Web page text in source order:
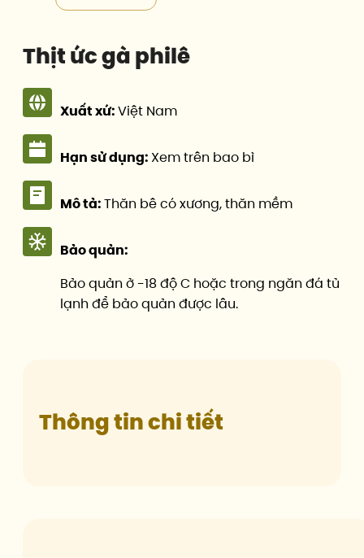
Thịt ức gà philê
Xuất xứ:Việt Nam
Hạn sử dụng: Xem trên bao bì
Mô tả:Thăn bê có xương, thăn mềm
Bảo quản:
Bảo quản ở -18 độ C hoặc trong ngăn đá tủ
lạnh để bảo quản được lâu.
Thông tin chi tiết